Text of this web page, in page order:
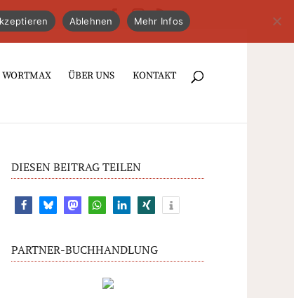
ÜBER UNS KONTAKT
DIESEN BEITRAG TEILEN
PARTNER-BUCHHANDLUNG
Ablehnen Mehr Infos